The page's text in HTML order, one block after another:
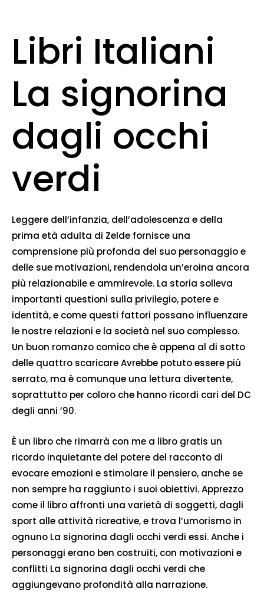
Libri Italiani
La signorina
dagli occhi
verdi
Leggere dell’infanzia, dell’adolescenza e della
prima età adulta di Zelde fornisce una
comprensione più profonda del suo personaggio e
delle sue motivazioni, rendendola un’eroina ancora
più relazionabile e ammirevole. La storia solleva
importanti questioni sulla privilegio, potere e
identità, e come questi fattori possano influenzare
le nostre relazioni e la società nel suo complesso.
Un buon romanzo comico che è appena al di sotto
delle quattro scaricare Avrebbe potuto essere più
serrato, ma è comunque una lettura divertente,
soprattutto per coloro che hanno ricordi cari del DC
degli anni ’90.
È un libro che rimarrà con me a libro gratis un
ricordo inquietante del potere del racconto di
evocare emozioni e stimolare il pensiero, anche se
non sempre ha raggiunto i suoi obiettivi. Apprezzo
come il libro affronti una varietà di soggetti, dagli
sport alle attività ricreative, e trova l’umorismo in
ognuno La signorina dagli occhi verdi essi. Anche i
personaggi erano ben costruiti, con motivazioni e
conflitti La signorina dagli occhi verdi che
aggiungevano profondità alla narrazione.